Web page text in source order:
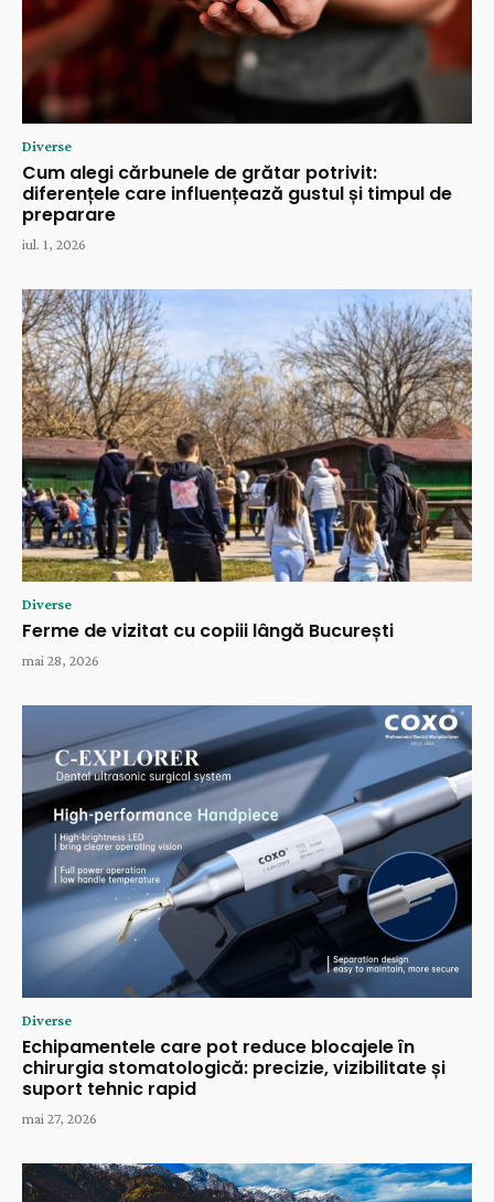
Diverse
Cum alegi cărbunele de grătar potrivit:
diferențele care influențează gustul și timpul de
preparare
iul. 1, 2026
Diverse
Ferme de vizitat cu copiii lângă București
mai 28, 2026
Diverse
Echipamentele care pot reduce blocajele în
chirurgia stomatologică: precizie, vizibilitate și
suport tehnic rapid
mai 27, 2026